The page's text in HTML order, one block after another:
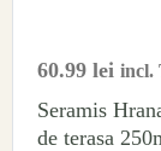
60.99 lei incl.
Seramis
de terasa